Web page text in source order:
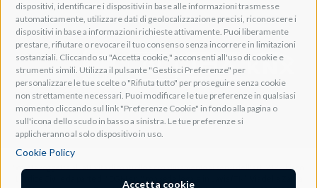
dispositivi, identificare i dispositivi in base alle informazioni trasmesse
automaticamente, utilizzare dati di geolocalizzazione precisi, riconoscere i
dispositivi in base a informazioni richieste attivamente. Puoi liberamente
prestare, rifiutare o revocare il tuo consenso senza incorrere in limitazioni
sostanziali. Cliccando su "Accetta cookie," acconsenti all'uso di cookie e
strumenti simili. Utilizza il pulsante "Gestisci Preferenze" per
personalizzare le tue scelte o "Rifiuta tutto" per proseguire senza cookie
non strettamente necessari. Puoi modificare le tue preferenze in qualsiasi
momento cliccando sul link "Preferenze Cookie" in fondo alla pagina o
sull'icona dello scudo in basso a sinistra. Le tue preferenze si
applicheranno al solo dispositivo in uso.
Cookie Policy
Accetta cookie
Adeum Cinema Suite
Società soggetta all'attività di controllo e coordinamento ai sensi dell'art. 2497-bis co.